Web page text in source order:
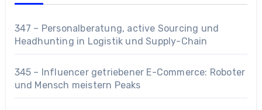
347 – Personalberatung, active Sourcing und
Headhunting in Logistik und Supply-Chain
345 – Influencer getriebener E-Commerce: Roboter
und Mensch meistern Peaks